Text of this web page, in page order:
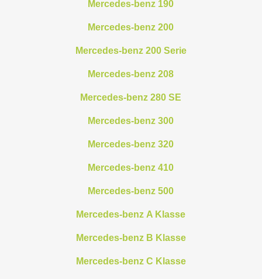
Mercedes-benz 190
Mercedes-benz 200
Mercedes-benz 200 Serie
Mercedes-benz 208
Mercedes-benz 280 SE
Mercedes-benz 300
Mercedes-benz 320
Mercedes-benz 410
Mercedes-benz 500
Mercedes-benz A Klasse
Mercedes-benz B Klasse
Mercedes-benz C Klasse